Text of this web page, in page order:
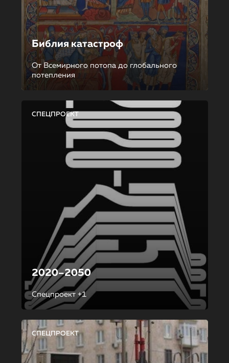
Библия катастроф
От Всемирного потопа до глобального
потепления
СПЕЦПРОЕКТ
2020–2050
Спецпроект +1
СПЕЦПРОЕКТ